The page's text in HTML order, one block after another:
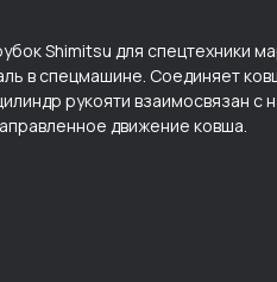
Shimitsu для спецтехники
в спецмашине. Соединяет
рукояти взаимосвязан с
движение ковша.